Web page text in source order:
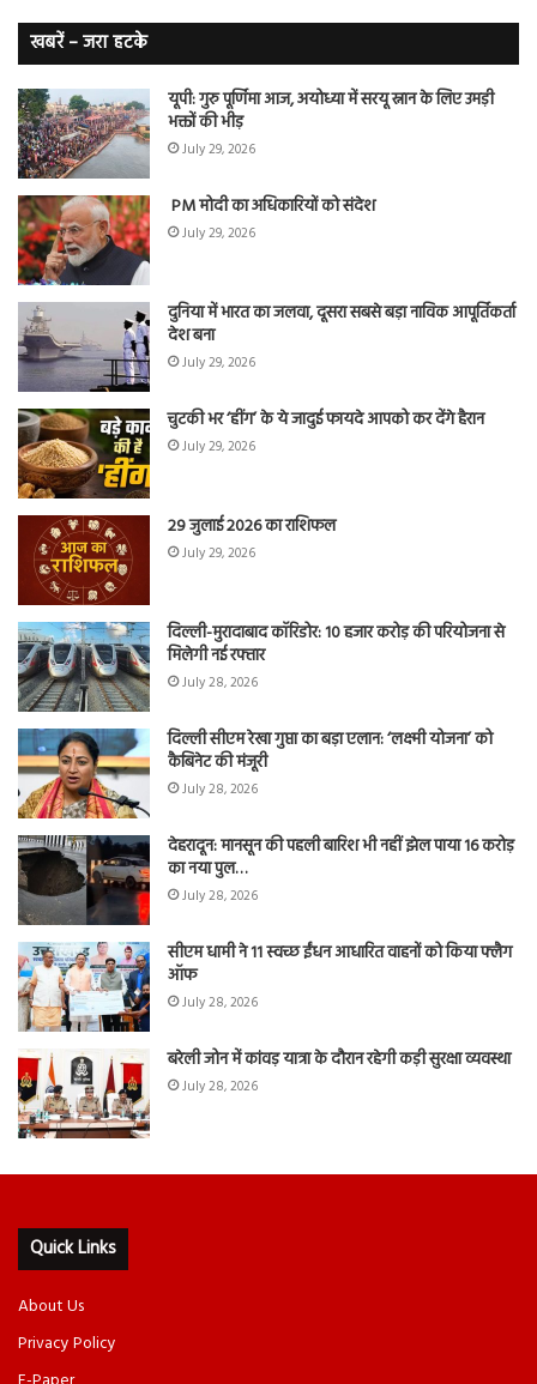
खबरें – जरा हटके
यूपी: गुरु पूर्णिमा आज, अयोध्या में सरयू स्नान के लिए उमड़ी
भक्तों की भीड़
July 29, 2026
PM मोदी का अधिकारियों को संदेश
July 29, 2026
दुनिया में भारत का जलवा, दूसरा सबसे बड़ा नाविक आपूर्तिकर्ता
देश बना
July 29, 2026
चुटकी भर ‘हींग’ के ये जादुई फायदे आपको कर देंगे हैरान
July 29, 2026
29 जुलाई 2026 का राशिफल
July 29, 2026
दिल्ली-मुरादाबाद कॉरिडोर: 10 हजार करोड़ की परियोजना से
मिलेगी नई रफ्तार
July 28, 2026
दिल्ली सीएम रेखा गुप्ता का बड़ा एलान: ‘लक्ष्मी योजना’ को
कैबिनेट की मंजूरी
July 28, 2026
देहरादून: मानसून की पहली बारिश भी नहीं झेल पाया 16 करोड़
का नया पुल…
July 28, 2026
सीएम धामी ने 11 स्वच्छ ईंधन आधारित वाहनों को किया फ्लैग
ऑफ
July 28, 2026
बरेली जोन में कांवड़ यात्रा के दौरान रहेगी कड़ी सुरक्षा व्यवस्था
July 28, 2026
Quick Links
About Us
Privacy Policy